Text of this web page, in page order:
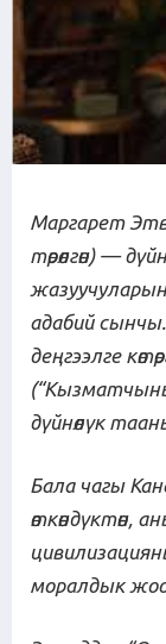
Маргарет
төрөлгөн) —
адабий
деңгээлге
(“Кызмат
дүйнөлүк
Бала чагы
өткөндүктөн,
моралдык